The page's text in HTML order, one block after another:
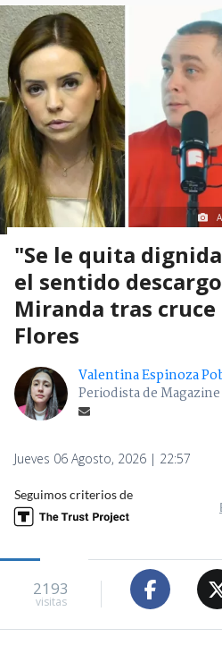
"Se le quita
el sentido
Miranda tras
Flores
Valentina Espinoza
Periodista de Magazine
Jueves 06 Agosto, 2026 | 22:57
Seguimos criterios de
2193
visitas